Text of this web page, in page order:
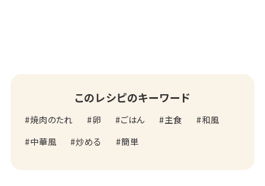
このレシピのキーワード
焼肉のたれ 卵 ごはん 主食
和風
中華風
炒める 簡単